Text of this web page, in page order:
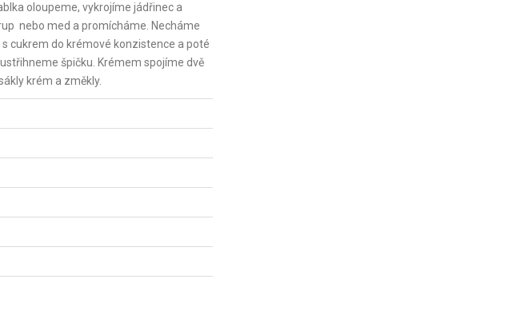
oloupeme, vykrojíme jádřinec a
nebo med a promícháme. Necháme
cukrem do krémové konzistence a poté
špičku. Krémem spojíme dvě
krém a změkly.